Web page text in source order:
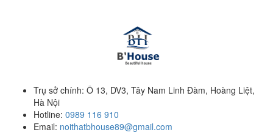
Trụ sở chính: Ô 13, DV3, Tây Nam Linh Đàm, Hoàng Liệt,
Hà Nội
Hotline: 0989 116 910
Email: noithatbhouse89@gmail.com